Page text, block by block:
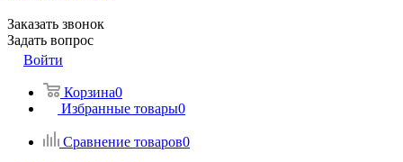
Заказать звонок
Задать вопрос
Войти
Корзина0
Избранные товары0
Сравнение товаров0